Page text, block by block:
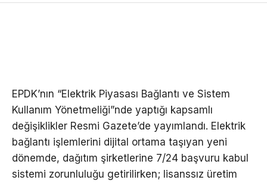
EPDK’nın “Elektrik Piyasası Bağlantı ve Sistem
Kullanım Yönetmeliği”nde yaptığı kapsamlı
değişiklikler Resmi Gazete’de yayımlandı. Elektrik
bağlantı işlemlerini dijital ortama taşıyan yeni
dönemde, dağıtım şirketlerine 7/24 başvuru kabul
sistemi zorunluluğu getirilirken; lisanssız üretim